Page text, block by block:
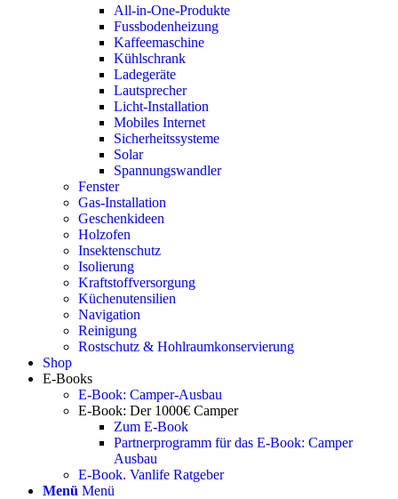
All-in-One-Produkte
Fussbodenheizung
Kaffeemaschine
Kühlschrank
Ladegeräte
Lautsprecher
Licht-Installation
Mobiles Internet
Sicherheitssysteme
Solar
Spannungswandler
Fenster
Gas-Installation
Geschenkideen
Holzofen
Insektenschutz
Isolierung
Kraftstoffversorgung
Küchenutensilien
Navigation
Reinigung
Rostschutz & Hohlraumkonservierung
Shop
E-Books
E-Book: Camper-Ausbau
E-Book: Der 1000€ Camper
Zum E-Book
Partnerprogramm für das E-Book: Camper
Ausbau
E-Book. Vanlife Ratgeber
Menü Menü